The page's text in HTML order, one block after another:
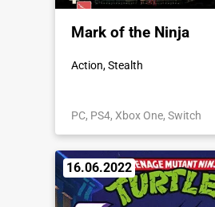
Mark of the Ninja
Action, Stealth
PC, PS4, Xbox One, Switch
16.06.2022